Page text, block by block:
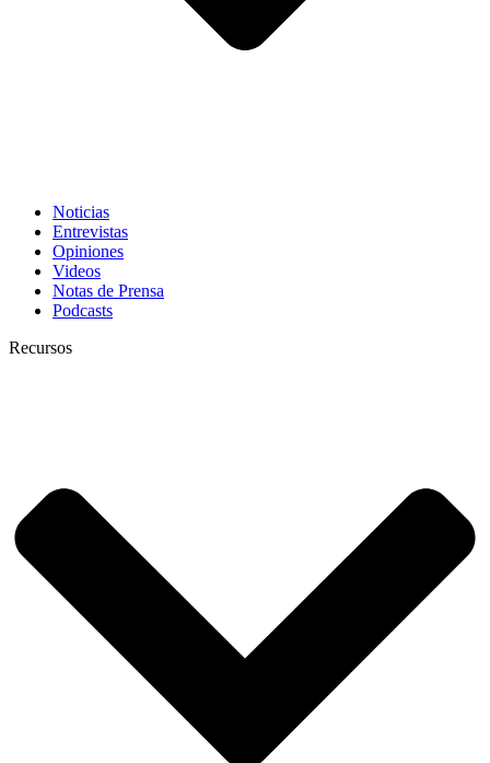
Noticias
Entrevistas
Opiniones
Videos
Notas de Prensa
Podcasts
Recursos